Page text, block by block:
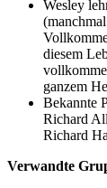
Wesley
diesem
ganzem
Bekannte
Richard
Richard
Verwandte